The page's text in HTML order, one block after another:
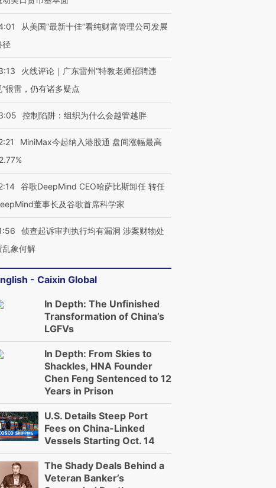
从美国“最新十佳”看纯财富管理公司发展
径
火线评论｜广东雷州“特教老师招聘违
”很雷，仍有诸多疑点
控制陷阱：组织为什么会越管越胖
MiniMax今起纳入港股通 盘间涨幅最高
谷歌DeepMind CEO哈萨比斯卸任 转任
董事长及谷歌首席科学家
侦查起诉审判执行均有漏洞 涉案财物处
乱象何解
- Caixin Global
In Depth: The Unfinished
Transformation of China’s
LGFVs
In Depth: From Skies to
Shackles, HNA Founder
Chen Feng Sentenced to 12
Years in Prison
U.S. Details Steep Port
Fees on China-Linked
Vessels Starting Oct. 14
The Shady Deals Behind a
Veteran Banker’s